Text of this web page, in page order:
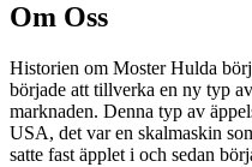
Om Oss
Historien om Moster Hulda
började att tillverka en ny typ
marknaden. Denna typ av
USA, det var en skalmaskin
satte fast äpplet i och sedan